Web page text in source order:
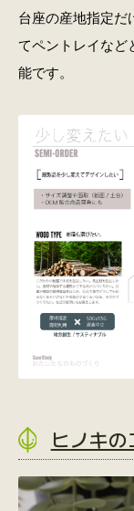
台座の産地指定だ
てペントレイなど
能です。
ヒノキ